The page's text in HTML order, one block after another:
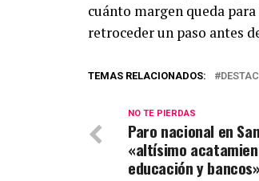
cuánto margen queda
retroceder un paso antes
TEMAS RELACIONADOS:
NO TE PIERDAS
Paro nacional en
«altísimo
educación y bancos»